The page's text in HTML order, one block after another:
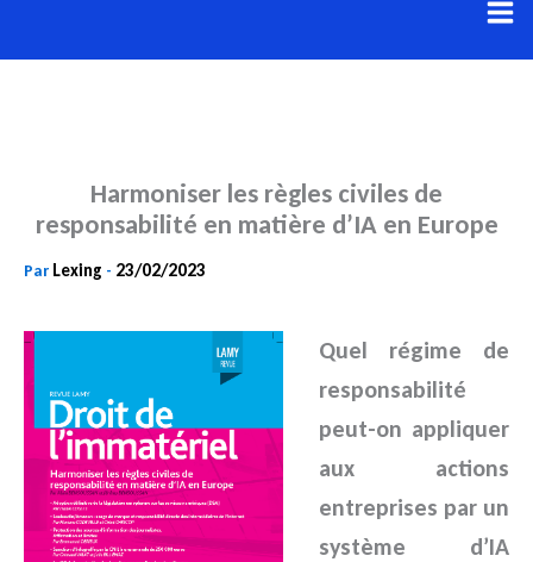
au
Harmoniser les règles civiles de
responsabilité en matière d’IA en Europe
Par Lexing - 23/02/2023
Quel régime de
responsabilité
peut-on appliquer
aux actions
entreprises par un
système d’IA